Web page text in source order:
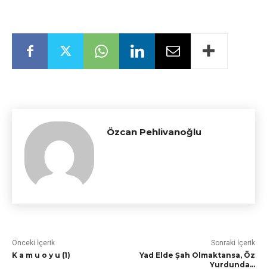
Özcan Pehlivanoğlu
Önceki İçerik
K a m u o y u (1)
Sonraki İçerik
Yad Elde Şah Olmaktansa, Öz
Yurdunda…